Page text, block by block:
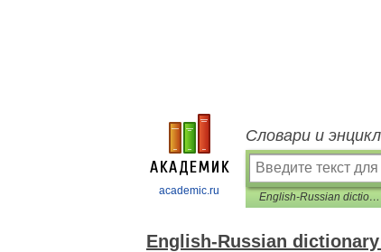
academic.ru
Словари и
English-Russian dictionary of verb phrases
English-Russian